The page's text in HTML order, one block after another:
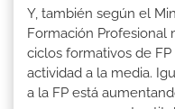
Y, también según el
Formación Profesional
ciclos formativos de
actividad a la media.
a la FP está